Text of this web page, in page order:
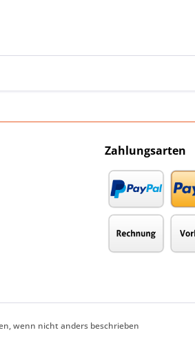
Zahlungsarten
wenn nicht anders beschrieben